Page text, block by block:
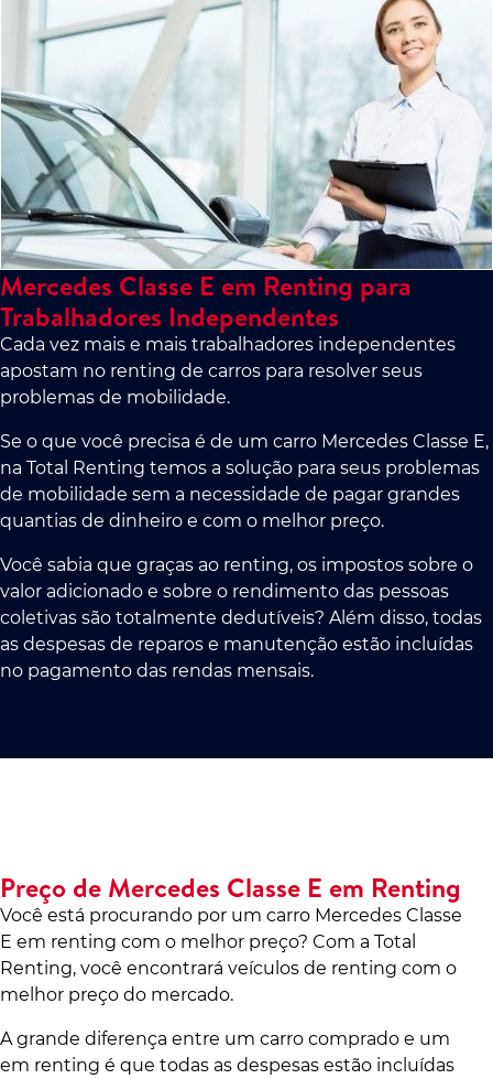
Mercedes Classe E em Renting para
Trabalhadores Independentes
Cada vez mais e mais trabalhadores independentes
apostam no renting de carros para resolver seus
problemas de mobilidade.
Se o que você precisa é de um carro Mercedes Classe E,
na Total Renting temos a solução para seus problemas
de mobilidade sem a necessidade de pagar grandes
quantias de dinheiro e com o melhor preço.
Você sabia que graças ao renting, os impostos sobre o
valor adicionado e sobre o rendimento das pessoas
coletivas são totalmente dedutíveis? Além disso, todas
as despesas de reparos e manutenção estão incluídas
no pagamento das rendas mensais.
Preço de Mercedes Classe E em Renting
Você está procurando por um carro Mercedes Classe
E em renting com o melhor preço? Com a Total
Renting, você encontrará veículos de renting com o
melhor preço do mercado.
A grande diferença entre um carro comprado e um
em renting é que todas as despesas estão incluídas